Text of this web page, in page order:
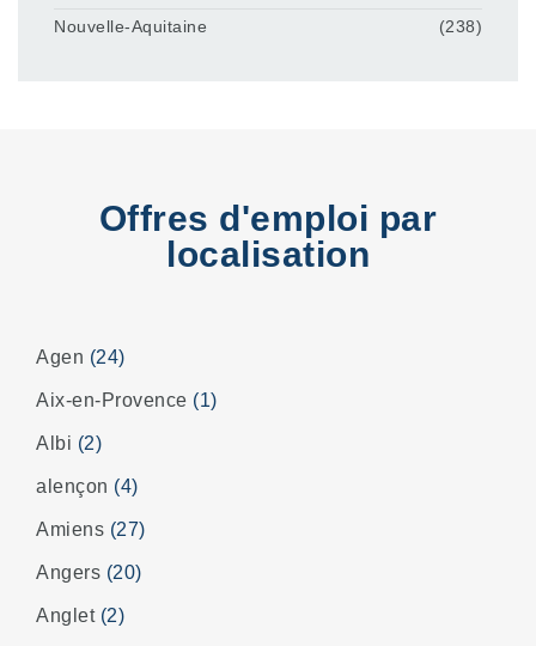
Nouvelle-Aquitaine
(238)
Offres d'emploi par
localisation
Agen (24)
Aix-en-Provence (1)
Albi (2)
alençon (4)
Amiens (27)
Angers (20)
Anglet (2)